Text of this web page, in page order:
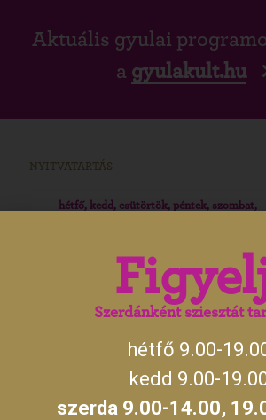
Aktuális gyulai
a gyulakult.hu
NYITVATARTÁS
hétfő, kedd, csütörtök, péntek, szombat,
szerda
MEGKÖZELÍTÉS
Szerdánként sziesztát
hétfő 9.00-
kedd 9.00-
szerda 9.00-14.00,